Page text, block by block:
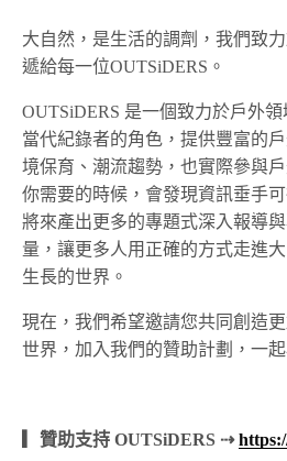
大自然，是生活的調劑，我們致
遞給每一位OUTSiDERS。
OUTSiDERS 是一個致力於戶外
當代紀錄者的角色，提供豐富的
境保育、潮流趨勢，也實際參與
你需要的時候，會發現資訊垂手
將來產出更多的專題式深入報導
量，讓更多人用正確的方式走進
生長的世界。
現在，我們希望邀請您共同創造
世界，加入我們的贊助計劃，一
▎贊助支持 OUTSiDERS ⇢